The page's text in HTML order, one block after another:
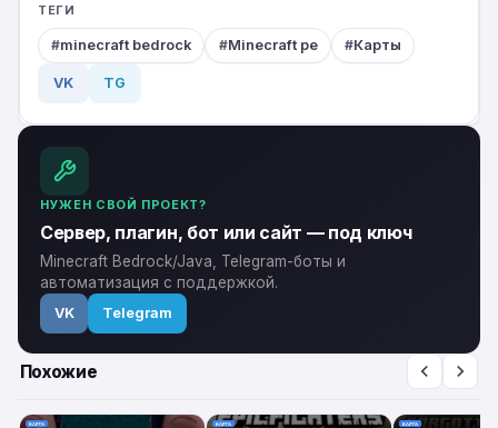
ТЕГИ
minecraft bedrock Minecraft pe Карты
VK TG
НУЖЕН СВОЙ ПРОЕКТ?
Сервер, плагин, бот или сайт — под ключ
Minecraft Bedrock/Java, Telegram-боты и
автоматизация с поддержкой.
VK Telegram
Похожие